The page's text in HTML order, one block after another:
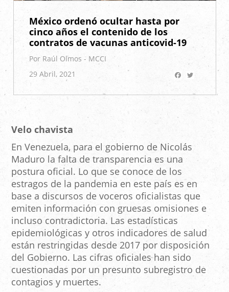
México ordenó ocultar hasta por
cinco años el contenido de los
contratos de vacunas anticovid-19
Por Raúl Olmos - MCCI
29 Abril, 2021
Facebook
Twitter
Velo chavista
En Venezuela, para el gobierno de Nicolás
Maduro la falta de transparencia es una
postura oficial. Lo que se conoce de los
estragos de la pandemia en este país es en
base a discursos de voceros oficialistas que
emiten información con gruesas omisiones e
incluso contradictoria. Las estadísticas
epidemiológicas y otros indicadores de salud
están restringidas desde 2017 por disposición
del Gobierno. Las cifras oficiales han sido
cuestionadas por un presunto subregistro de
contagios y muertes.